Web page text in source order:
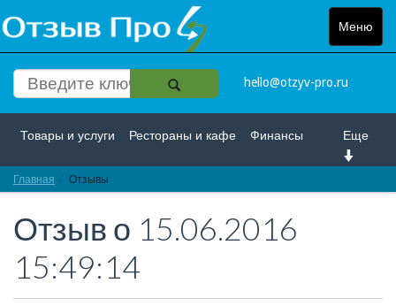
Меню
Toggle
hello@otzyv-pro.ru
Еще
Товары и услуги Рестораны и кафе Финансы
Красота и здоровье
Интернет Путешествие и отдых Транспорт
Недвижимость Работа
Главная Отзывы
Отзыв о 15.06.2016
15:49:14